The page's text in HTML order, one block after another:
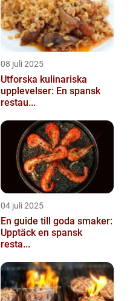
08 juli 2025
Utforska kulinariska
upplevelser: En spansk
restau...
04 juli 2025
En guide till goda smaker:
Upptäck en spansk
resta...